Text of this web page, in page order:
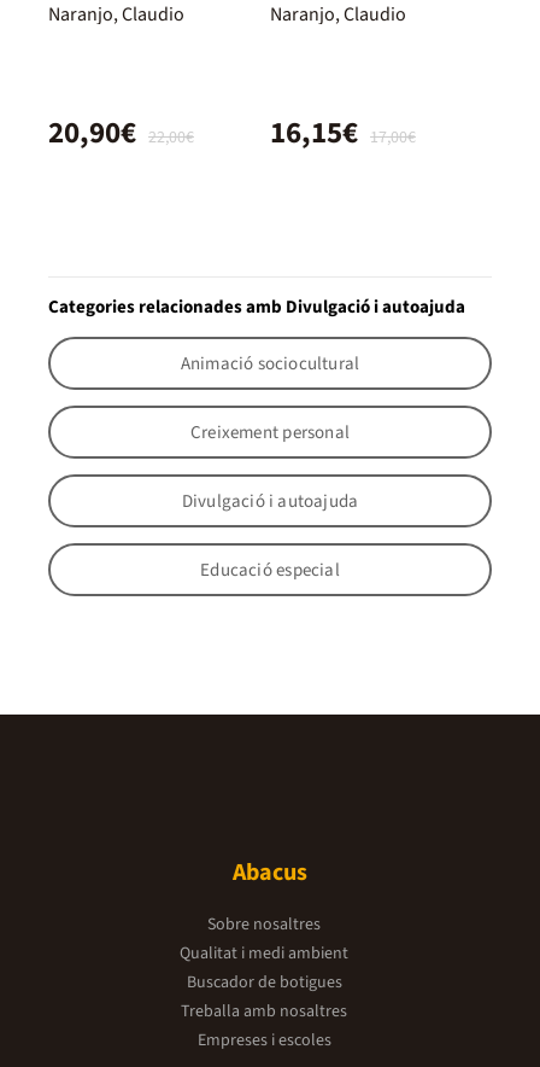
Naranjo, Claudio
22,00€
20,90€
Naranjo, Claudio
17,00€
16,15€
Categories relacionades amb Divulgació i autoajuda
Animació sociocultural
Creixement personal
Divulgació i autoajuda
Educació especial
Abacus
Sobre nosaltres
Qualitat i medi ambient
Buscador de botigues
Treballa amb nosaltres
Empreses i escoles